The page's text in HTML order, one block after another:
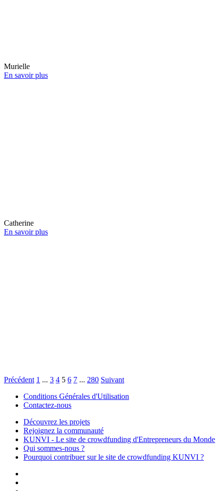
Murielle
En savoir plus
Catherine
En savoir plus
Précédent 1 ... 3 4 5 6 7 ... 280 Suivant
Conditions Générales d'Utilisation
Contactez-nous
Découvrez les projets
Rejoignez la communauté
KUNVI - Le site de crowdfunding d'Entrepreneurs du Monde
Qui sommes-nous ?
Pourquoi contribuer sur le site de crowdfunding KUNVI ?